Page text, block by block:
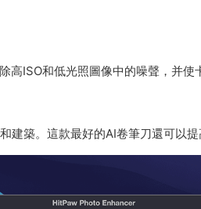
ISO和低光照圖像中的噪聲，并使
建築。這款最好的AI卷筆刀還可以提